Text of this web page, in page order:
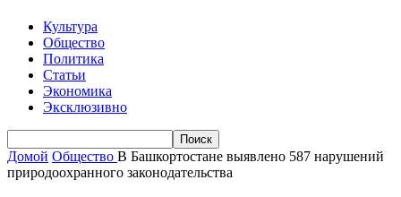
Культура
Общество
Политика
Статьи
Экономика
Эксклюзивно
Домой Общество В Башкортостане выявлено 587 нарушений
природоохранного законодательства